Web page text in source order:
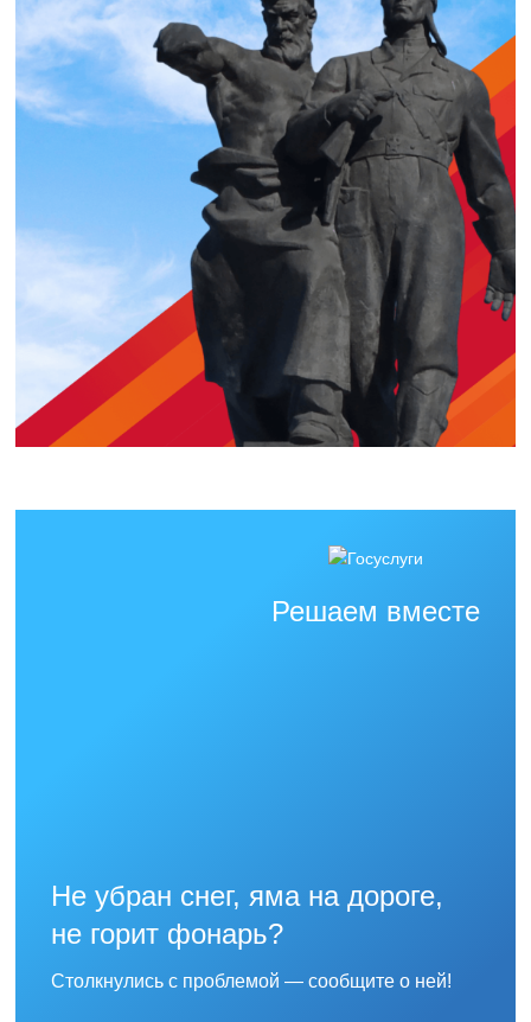
Решаем вместе
Не убран снег, яма на дороге,
не горит фонарь?
Столкнулись с проблемой — сообщите о ней!